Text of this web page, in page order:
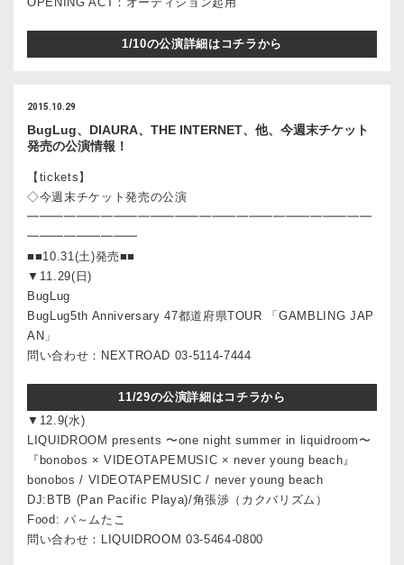
1/10の公演詳細はコチラから
2015.10.29
BugLug、DIAURA、THE INTERNET、他、今週末チケット
発売の公演情報！
【tickets】
◇今週末チケット発売の公演
━━━━━━━━━━━━━━━━━━━━━━━━━━━━
━━━━━━━━━
■■10.31(土)発売■■
▼11.29(日)
BugLug
BugLug5th Anniversary 47都道府県TOUR 「GAMBLING JAP
AN」
問い合わせ：NEXTROAD 03-5114-7444
11/29の公演詳細はコチラから
▼12.9(水)
LIQUIDROOM presents 〜one night summer in liquidroom〜
『bonobos × VIDEOTAPEMUSIC × never young beach』
bonobos / VIDEOTAPEMUSIC / never young beach
DJ:BTB (Pan Pacific Playa)/角張渉（カクバリズム）
Food: パ～ムたこ
問い合わせ：LIQUIDROOM 03-5464-0800